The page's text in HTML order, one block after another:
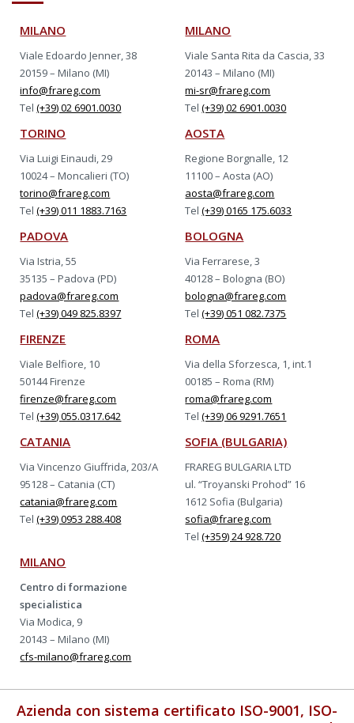
MILANO
Viale Edoardo Jenner, 38
20159 – Milano (MI)
info@frareg.com
Tel(+39) 02 6901.0030
MILANO
Viale Santa Rita da Cascia, 33
20143 – Milano (MI)
mi-sr@frareg.com
Tel(+39) 02 6901.0030
TORINO
Via Luigi Einaudi, 29
10024 – Moncalieri (TO)
torino@frareg.com
Tel(+39) 011 1883.7163
AOSTA
Regione Borgnalle, 12
11100 – Aosta (AO)
aosta@frareg.com
Tel(+39) 0165 175.6033
PADOVA
Via Istria, 55
35135 – Padova (PD)
padova@frareg.com
Tel(+39) 049 825.8397
BOLOGNA
Via Ferrarese, 3
40128 – Bologna (BO)
bologna@frareg.com
Tel(+39) 051 082.7375
FIRENZE
Viale Belfiore, 10
50144 Firenze
firenze@frareg.com
Tel(+39) 055.0317.642
ROMA
Via della Sforzesca, 1, int.1
00185 – Roma (RM)
roma@frareg.com
Tel(+39) 06 9291.7651
CATANIA
Via Vincenzo Giuffrida, 203/A
95128 – Catania (CT)
catania@frareg.com
Tel(+39) 0953 288.408
SOFIA (BULGARIA)
FRAREG BULGARIA LTD
ul. “Troyanski Prohod” 16
1612 Sofia (Bulgaria)
sofia@frareg.com
Tel(+359) 24 928.720
MILANO
Centro di formazione
specialistica
Via Modica, 9
20143 – Milano (MI)
cfs-milano@frareg.com
Azienda con sistema certificato ISO-9001, ISO-